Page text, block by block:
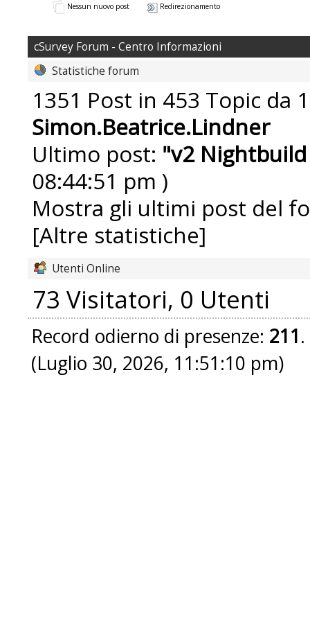
Nessun nuovo post Redirezionamento
cSurvey Forum - Centro Informazioni
Statistiche forum
1351 Post in 453 Topic
Simon.Beatrice.Lindner
Ultimo post: "v2
08:44:51 pm )
Mostra gli ultimi post del
[Altre statistiche]
Utenti Online
73 Visitatori, 0 Utenti
Record odierno di presenze: 211
(Luglio 30, 2026, 11:51:10 pm)